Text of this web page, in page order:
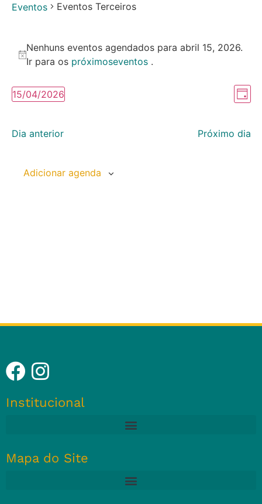
Eventos Eventos Terceiros
Notice
Nenhuns eventos agendados para abril 15, 2026.
Ir para os próximoseventos .
Dia
15/04/2026
Selecione
Dia anterior Próximo dia
Adicionar agenda
Institucional
Mapa do Site